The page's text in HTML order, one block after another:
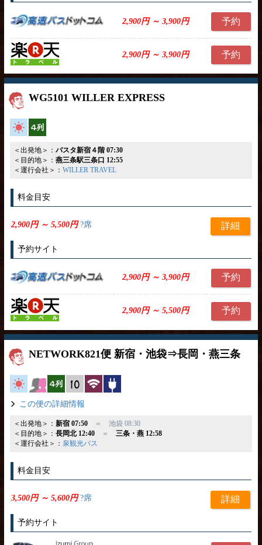
2,900円 ～ 3,900円 予約
2,900円 ～ 3,900円 予約
WG5101 WILLER EXPRESS
高速バス
＜出発地＞： バスタ新宿４階 07:30
＜目的地＞： 燕三条駅三条口 12:55
＜運行会社＞： WILLER TRAVEL
料金目安
2,900円 ～ 5,500円?席 詳細
予約サイト
2,900円 ～ 3,900円 予約
2,900円 ～ 5,500円 予約
NETWORK821便 新宿・池袋⇒長岡・燕三条
高速バス女性安心
横4列 縦10列 無線LAN
この便の詳細情報
＜出発地＞： 新宿 07:50＝ 池袋 08:30
＜目的地＞： 長岡北 12:40＝ 三条・燕 12:58
＜運行会社＞： 泉観光バス
料金目安
3,500円 ～ 5,600円?席 詳細
予約サイト